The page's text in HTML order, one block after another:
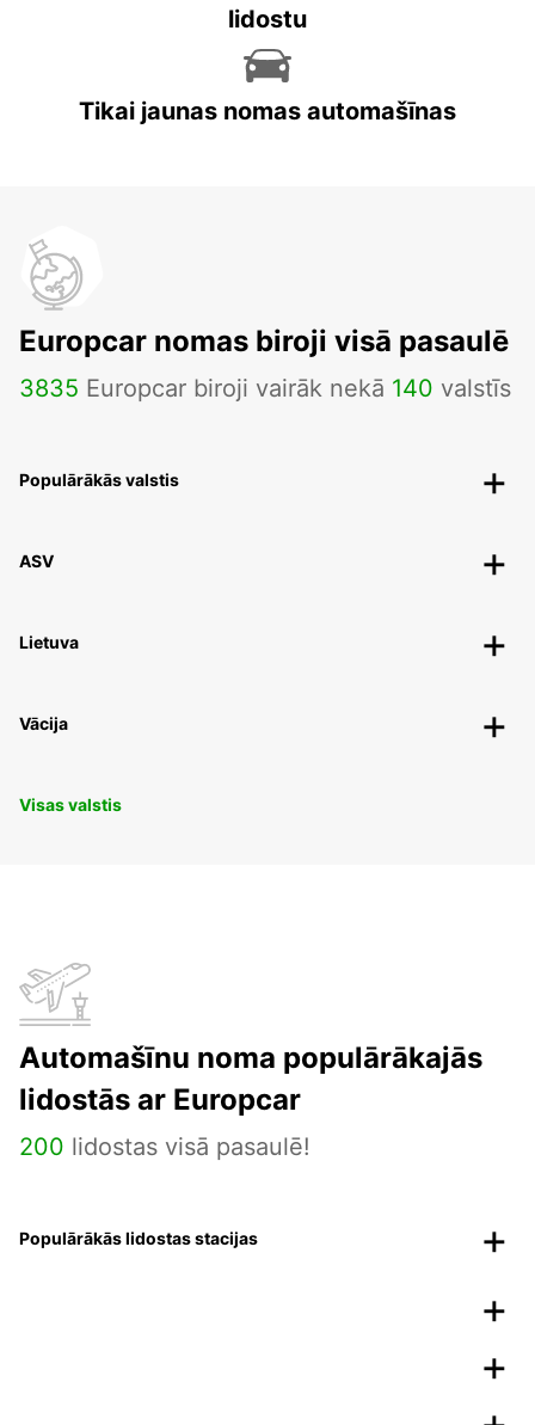
lidostu
Tikai jaunas nomas automašīnas
Europcar nomas biroji visā pasaulē
3835 Europcar biroji vairāk nekā 140 valstīs
Populārākās valstis
ASV
Lietuva
Vācija
Visas valstis
Automašīnu noma populārākajās
lidostās ar Europcar
200 lidostas visā pasaulē!
Populārākās lidostas stacijas